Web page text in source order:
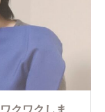
クワクしま